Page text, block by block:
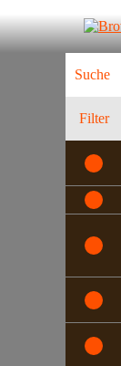
Filter